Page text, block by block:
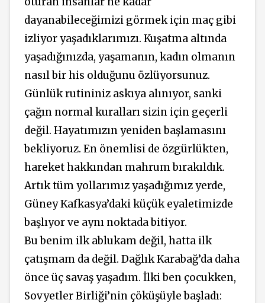
dayanabileceğimizi görmek için maç gibi
izliyor yaşadıklarımızı. Kuşatma altında
yaşadığınızda, yaşamanın, kadın olmanın
nasıl bir his olduğunu özlüyorsunuz.
Günlük rutininiz askıya alınıyor, sanki
çağın normal kuralları sizin için geçerli
değil. Hayatımızın yeniden başlamasını
bekliyoruz. En önemlisi de özgürlükten,
hareket hakkından mahrum bırakıldık.
Artık tüm yollarımız yaşadığımız yerde,
Güney Kafkasya’daki küçük eyaletimizde
başlıyor ve aynı noktada bitiyor.
Bu benim ilk ablukam değil, hatta ilk
çatışmam da değil. Dağlık Karabağ’da daha
önce üç savaş yaşadım. İlki ben çocukken,
Sovyetler Birliği’nin çöküşüyle başladı: